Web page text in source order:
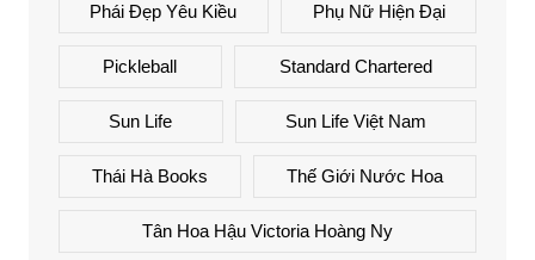
Phái Đẹp Yêu Kiều Phụ Nữ Hiện Đại
Pickleball Standard Chartered
Sun Life Sun Life Việt Nam
Thái Hà Books Thế Giới Nước Hoa
Tân Hoa Hậu Victoria Hoàng Ny